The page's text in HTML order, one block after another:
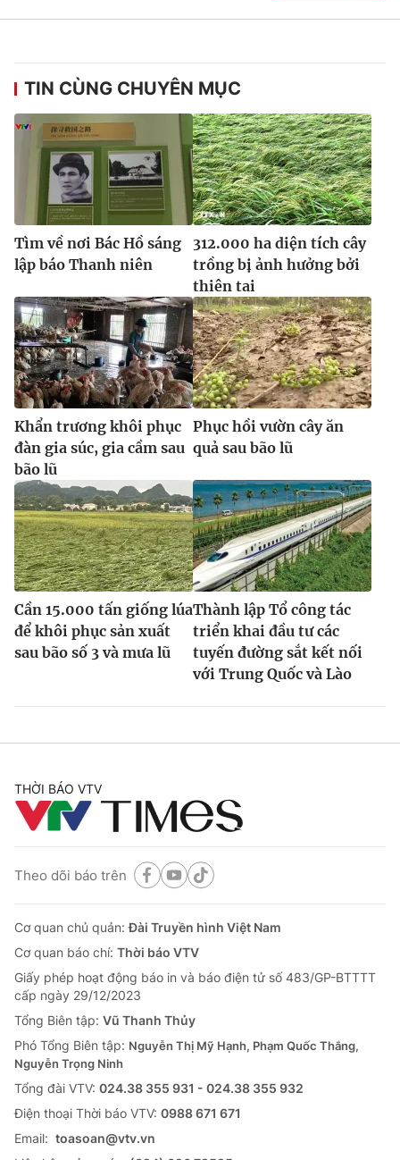
TIN CÙNG CHUYÊN MỤC
Tìm về nơi Bác Hồ sáng
lập báo Thanh niên
312.000 ha diện tích cây
trồng bị ảnh hưởng bởi
thiên tai
Khẩn trương khôi phục
đàn gia súc, gia cầm sau
bão lũ
Phục hồi vườn cây ăn
quả sau bão lũ
Cần 15.000 tấn giống lúa
để khôi phục sản xuất
sau bão số 3 và mưa lũ
Thành lập Tổ công tác
triển khai đầu tư các
tuyến đường sắt kết nối
với Trung Quốc và Lào
THỜI BÁO VTV
Theo dõi báo trên
Cơ quan chủ quản:Đài Truyền hình Việt Nam
Cơ quan báo chí: Thời báo VTV
Giấy phép hoạt động báo in và báo điện tử số 483/GP-BTTTT
cấp ngày 29/12/2023
Tổng Biên tập: Vũ Thanh Thủy
Phó Tổng Biên tập: Nguyễn Thị Mỹ Hạnh, Phạm Quốc Thắng,
Nguyễn Trọng Ninh
Tổng đài VTV: 024.38 355 931 - 024.38 355 932
Ðiện thoại Thời báo VTV: 0988 671 671
Email: toasoan@vtv.vn